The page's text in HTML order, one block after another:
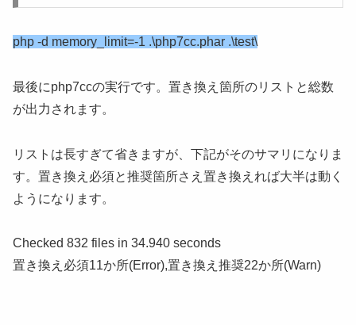
php -d memory_limit=-1 .\php7cc.phar .\test\
最後にphp7ccの実行です。置き換え箇所のリストと総数
が出力されます。
リストは長すぎて省きますが、下記がそのサマリになりま
す。置き換え必須と推奨箇所さえ置き換えれば大半は動く
ようになります。
Checked 832 files in 34.940 seconds
置き換え必須11か所(Error),置き換え推奨22か所(Warn)